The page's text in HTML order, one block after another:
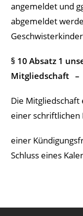
angemeldet und
abgemeldet
§ 10 Absatz 1
Mitgliedschaft –
Die
einer schriftlichen
einer
Schluss eines